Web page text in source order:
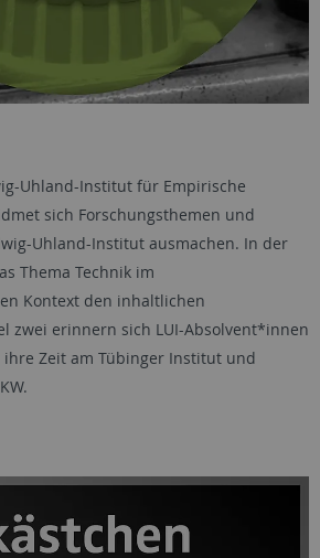
Uhland-Institut für Empirische
sich Forschungsthemen und
Uhland-Institut ausmachen. In der
Thema Technik im
Kontext den inhaltlichen
zwei erinnern sich LUI-Absolvent*innen
Zeit am Tübinger Institut und